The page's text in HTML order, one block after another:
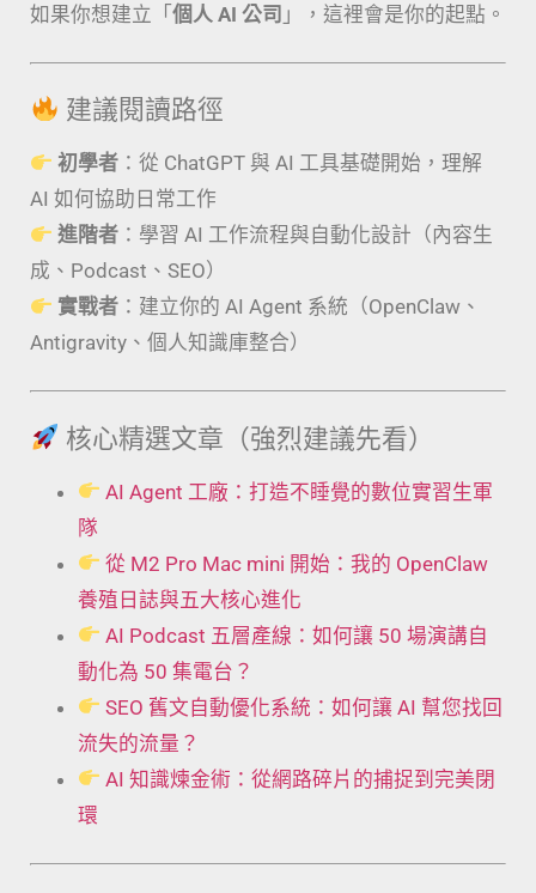
如果你想建立「 個人 AI 公司 」，這裡會是你的起點。
建議閱讀路徑
初學者 ：從 ChatGPT 與 AI 工具基礎開始，理解
AI 如何協助日常工作
進階者 ：學習 AI 工作流程與自動化設計（內容生
成、Podcast、SEO）
實戰者 ：建立你的 AI Agent 系統（OpenClaw、
Antigravity、個人知識庫整合）
核心精選文章（強烈建議先看）
AI Agent 工廠：打造不睡覺的數位實習生軍
隊
從 M2 Pro Mac mini 開始：我的 OpenClaw
養殖日誌與五大核心進化
AI Podcast 五層產線：如何讓 50 場演講自
動化為 50 集電台？
SEO 舊文自動優化系統：如何讓 AI 幫您找回
流失的流量？
AI 知識煉金術：從網路碎片的捕捉到完美閉
環